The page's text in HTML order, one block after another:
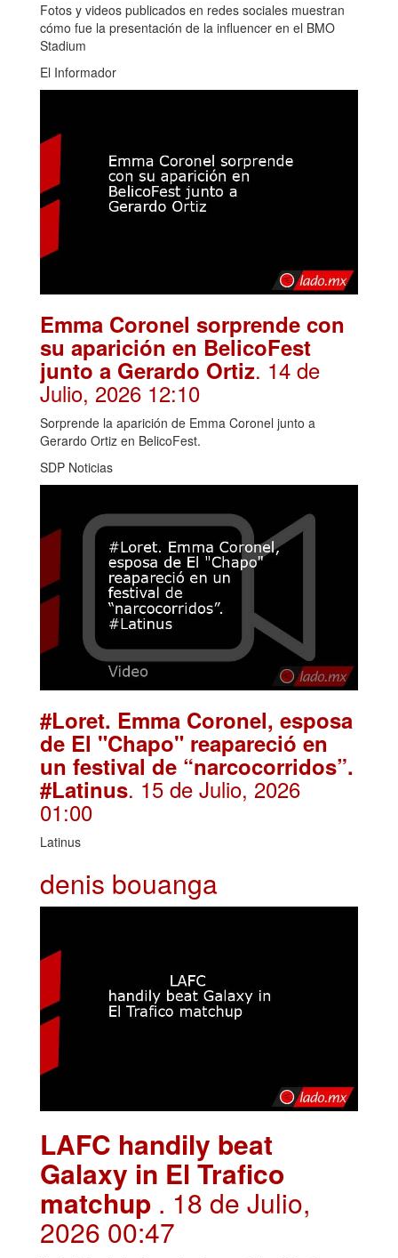
Fotos y videos publicados en redes sociales muestran
cómo fue la presentación de la influencer en el BMO
Stadium
El Informador
Emma Coronel sorprende con
su aparición en BelicoFest
junto a Gerardo Ortiz. 14 de
Julio, 2026 12:10
Sorprende la aparición de Emma Coronel junto a
Gerardo Ortiz en BelicoFest.
SDP Noticias
#Loret. Emma Coronel, esposa
de El "Chapo" reapareció en
un festival de “narcocorridos”.
#Latinus. 15 de Julio, 2026
01:00
Latinus
denis bouanga
LAFC handily beat
Galaxy in El Trafico
matchup . 18 de Julio,
2026 00:47